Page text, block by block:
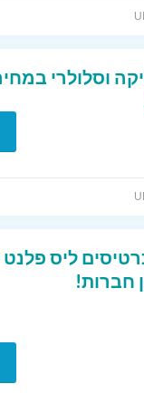
וסלולרי
על כרטיסים ליס
חברות!